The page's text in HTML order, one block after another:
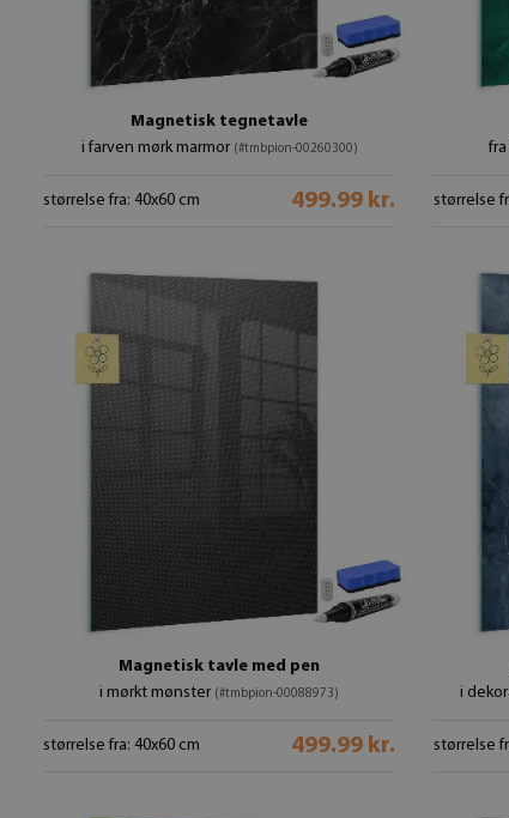
Magnetisk tegnetavle
i farven mørk marmor (#tmbpion-00260300)
størrelse fra: 40x60 cm 499.99 kr. størrelse
Magnetisk tavle med pen
i mørkt mønster (#tmbpion-00088973)
størrelse fra: 40x60 cm 499.99 kr.
i
størrelse